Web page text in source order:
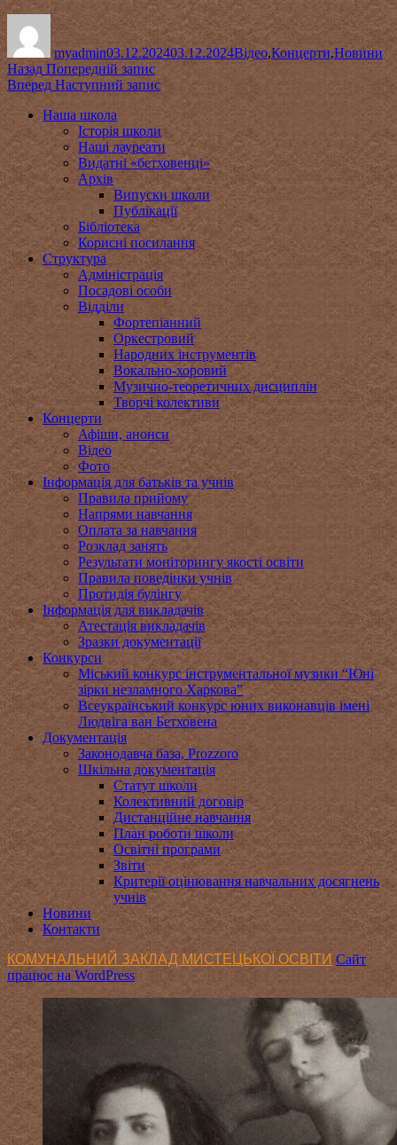
Автор
myadmin
Оприлюднено
03.12.202403.12.2024
Категорії
Відео,Концерти,Новини
Навігація
записів
Назад Попередній
запис:
Попередній запис
Вперед Наступний
Наступний запис
Наша школа
Історія школи
Наші лауреати
Видатні «бетховенці»
Архів
Випуски школи
Публікації
Бібліотека
Корисні посилання
Структура
Адміністрація
Посадові особи
Відділи
Фортепіанний
Оркестровий
Народних інструментів
Вокально-хоровий
Музично-теоретичних дисциплін
Творчі колективи
Концерти
Афіши, анонси
Відео
Фото
Інформація для батьків та учнів
Правила прийому
Напрями навчання
Оплата за навчання
Розклад занять
Результати моніторингу якості освіти
Правила поведінки учнів
Протидія булінгу
Інформація для викладачів
Атестація викладачів
Зразки документації
Конкурси
Міський конкурс інструментальної музики “Юні
зірки незламного Харкова”
Всеукраїнський конкурс юних виконавців імені
Людвіга ван Бетховена
Документація
Законодавча база, Prozzoro
Шкільна документація
Статут школи
Колективний договір
Дистанційне навчання
План роботи школи
Освітні програми
Звіти
Критерії оцінювання навчальних досягнень
учнів
Новини
Контакти
КОМУНАЛЬНИЙ ЗАКЛАД МИСТЕЦЬКОЇ ОСВІТИ Сайт
працює на WordPress